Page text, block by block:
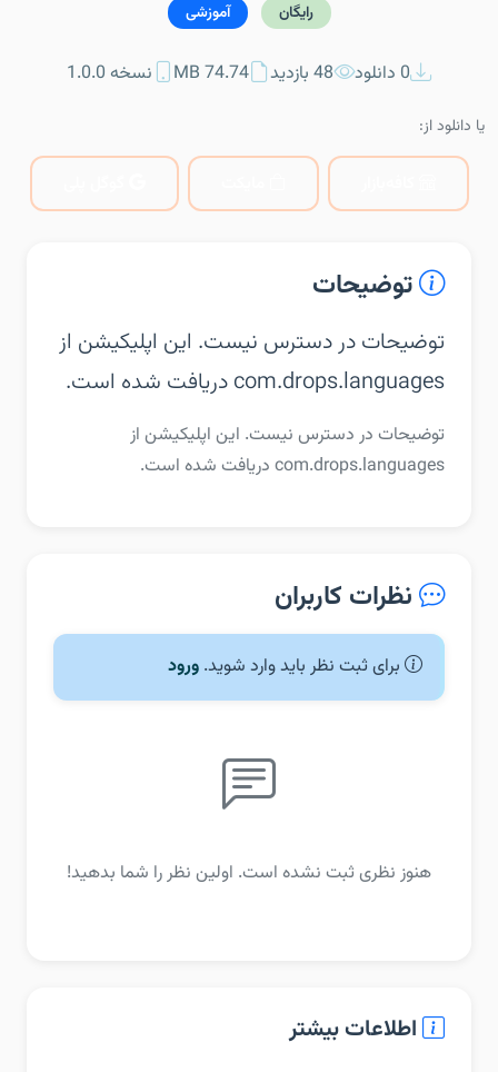
رایگان آموزشی
0 دانلود 48 بازدید 74.74 MB نسخه 1.0.0
یا دانلود از:
توضیحات
توضیحات در دسترس نیست. این اپلیکیشن از
com.drops.languages دریافت شده است.
توضیحات در دسترس نیست. این اپلیکیشن از
com.drops.languages دریافت شده است.
نظرات کاربران
برای ثبت نظر باید وارد شوید. ورود
هنوز نظری ثبت نشده است. اولین نظر را شما بدهید!
اطلاعات بیشتر